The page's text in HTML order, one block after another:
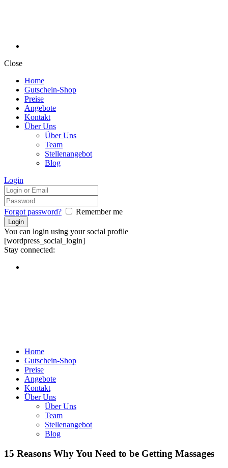
Close
Home
Gutschein-Shop
Preise
Angebote
Kontakt
Über Uns
Über Uns
Team
Stellenangebot
Blog
Login
Forgot password? Remember me
You can login using your social profile
[wordpress_social_login]
Stay connected:
Home
Gutschein-Shop
Preise
Angebote
Kontakt
Über Uns
Über Uns
Team
Stellenangebot
Blog
15 Reasons Why You Need to be Getting Massages